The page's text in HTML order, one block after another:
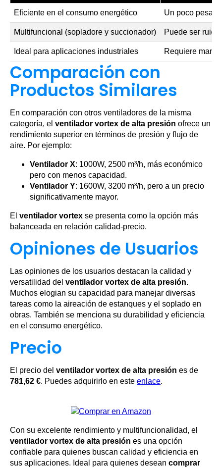
Eficiente en el consumo energético Un poco
Multifuncional (sopladore y succionador) Puede ser
Ideal para aplicaciones industriales Requiere
Comparación con
Productos Similares
En comparación con otros ventiladores de la misma
categoría, el ventilador vortex de alta presión ofrece un
rendimiento superior en términos de presión y flujo de
aire. Por ejemplo:
Ventilador X: 1000W, 2500 m³/h, más económico
pero con menos capacidad.
Ventilador Y: 1600W, 3200 m³/h, pero a un precio
significativamente mayor.
El ventilador vortex se presenta como la opción más
balanceada en relación calidad-precio.
Opiniones de Usuarios
Las opiniones de los usuarios destacan la calidad y
versatilidad del ventilador vortex de alta presión.
Muchos elogian su capacidad para manejar diversas
tareas como la aireación de estanques y el soplado en
obras. También se menciona su durabilidad y eficiencia
en el consumo energético.
Precio
El precio del ventilador vortex de alta presión es de
781,62 €. Puedes adquirirlo en este enlace.
Con su excelente rendimiento y multifuncionalidad, el
ventilador vortex de alta presión es una opción
confiable para quienes buscan calidad y eficiencia en
sus aplicaciones. Ideal para quienes desean comprar